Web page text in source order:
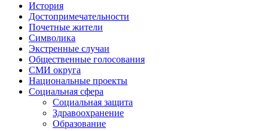
История
Достопримечательности
Почетные жители
Символика
Экстренные случаи
Общественные голосования
СМИ округа
Национальные проекты
Социальная сфера
Социальная защита
Здравоохранение
Образование